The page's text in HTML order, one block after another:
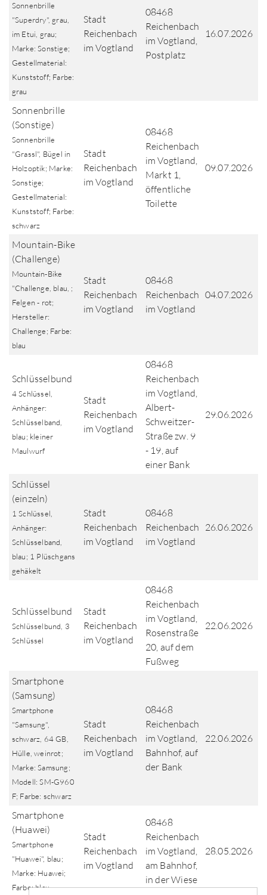
Sonnenbrille
"Superdry", grau,
im Etui, grau;
Marke: Sonstige;
Gestellmaterial:
Kunststoff; Farbe:
grau
Stadt
Reichenbach
im Vogtland
08468
Reichenbach
im Vogtland,
Postplatz
16.07.2026
Sonnenbrille
(Sonstige)
Sonnenbrille
"Grassl", Bügel in
Holzoptik; Marke:
Sonstige;
Gestellmaterial:
Kunststoff; Farbe:
schwarz
Stadt
Reichenbach
im Vogtland
08468
Reichenbach
im Vogtland,
Markt 1,
öffentliche
Toilette
09.07.2026
Mountain-Bike
(Challenge)
Mountain-Bike
"Challenge, blau, ;
Felgen - rot;
Hersteller:
Challenge; Farbe:
blau
Stadt
Reichenbach
im Vogtland
08468
Reichenbach
im Vogtland
04.07.2026
Schlüsselbund
4 Schlüssel,
Anhänger:
Schlüsselband,
blau; kleiner
Maulwurf
Stadt
Reichenbach
im Vogtland
08468
Reichenbach
im Vogtland,
Albert-
Schweitzer-
Straße zw. 9
- 19, auf
einer Bank
29.06.2026
Schlüssel
(einzeln)
1 Schlüssel,
Anhänger:
Schlüsselband,
blau; 1 Plüschgans
gehäkelt
Stadt
Reichenbach
im Vogtland
08468
Reichenbach
im Vogtland
26.06.2026
Schlüsselbund
Schlüsselbund, 3
Schlüssel
Stadt
Reichenbach
im Vogtland
08468
Reichenbach
im Vogtland,
Rosenstraße
20, auf dem
Fußweg
22.06.2026
Smartphone
(Samsung)
Smartphone
"Samsung",
schwarz, 64 GB,
Hülle, weinrot;
Marke: Samsung;
Modell: SM-G960
F; Farbe: schwarz
Stadt
Reichenbach
im Vogtland
08468
Reichenbach
im Vogtland,
Bahnhof, auf
der Bank
22.06.2026
Smartphone
(Huawei)
Smartphone
"Huawei", blau;
Marke: Huawei;
Farbe: blau
Stadt
Reichenbach
im Vogtland
08468
Reichenbach
im Vogtland,
am Bahnhof,
in der Wiese
28.05.2026